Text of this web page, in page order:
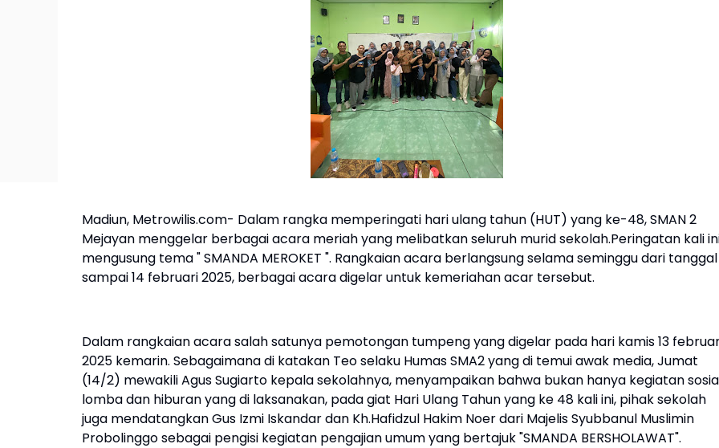
Madiun, Metrowilis.com- Dalam rangka memperingati hari ulang tahun (HUT) yang ke-48, SMAN 2
Mejayan menggelar berbagai acara meriah yang melibatkan seluruh murid sekolah.Peringatan kali
mengusung tema " SMANDA MEROKET ". Rangkaian acara berlangsung selama seminggu dari
sampai 14 februari 2025, berbagai acara digelar untuk kemeriahan acar tersebut.
Dalam rangkaian acara salah satunya pemotongan tumpeng yang digelar pada hari kamis 13
2025 kemarin. Sebagaimana di katakan Teo selaku Humas SMA2 yang di temui awak media, Jumat
(14/2) mewakili Agus Sugiarto kepala sekolahnya, menyampaikan bahwa bukan hanya kegiatan
lomba dan hiburan yang di laksanakan, pada giat Hari Ulang Tahun yang ke 48 kali ini, pihak sekolah
juga mendatangkan Gus Izmi Iskandar dan Kh.Hafidzul Hakim Noer dari Majelis Syubbanul Muslimin
Probolinggo sebagai pengisi kegiatan pengajian umum yang bertajuk "SMANDA BERSHOLAWAT".